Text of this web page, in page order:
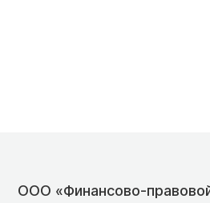
ООО «Финансово-